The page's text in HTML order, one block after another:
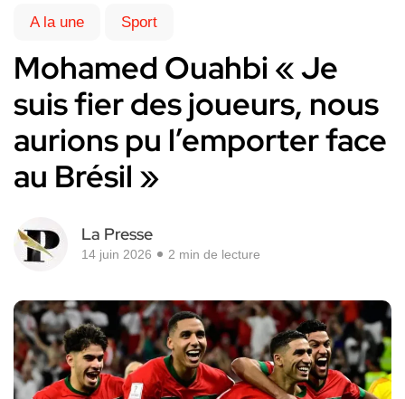
A la une Sport
Mohamed Ouahbi « Je
suis fier des joueurs, nous
aurions pu l’emporter face
au Brésil »
La Presse
14 juin 2026 2 min de lecture